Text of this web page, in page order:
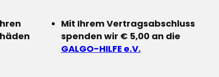
Mit Ihrem Vertragsabschluss
spenden wir € 5,00 an die
GALGO-HILFE e.V.